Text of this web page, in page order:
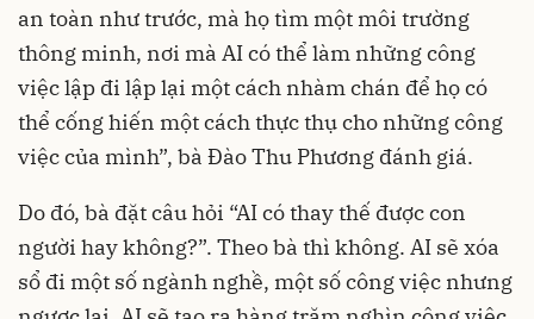
an toàn như trước, mà họ tìm một môi trường
thông minh, nơi mà AI có thể làm những công
việc lập đi lập lại một cách nhàm chán để họ có
thể cống hiến một cách thực thụ cho những công
việc của mình”, bà Đào Thu Phương đánh giá.
Do đó, bà đặt câu hỏi “AI có thay thế được con
người hay không?”. Theo bà thì không. AI sẽ xóa
sổ đi một số ngành nghề, một số công việc nhưng